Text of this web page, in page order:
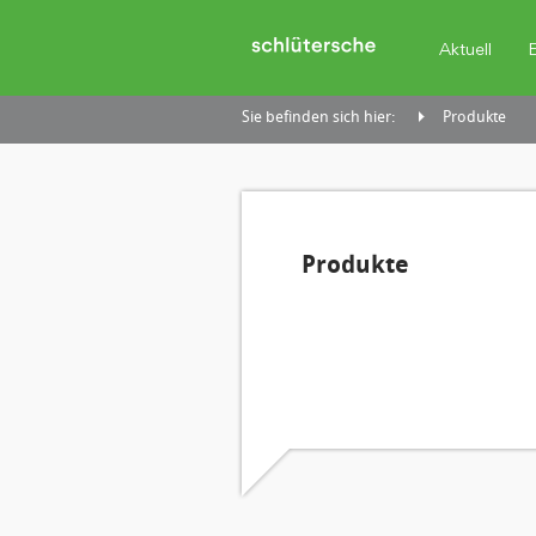
Aktuell
Sie befinden sich hier: Produkte
Produkte